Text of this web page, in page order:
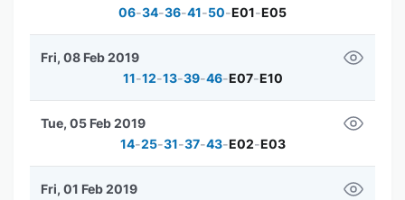
06-34-36-41-50-E01-E05
11-12-13-39-46-E07-E10
Fri, 08 Feb 2019
14-25-31-37-43-E02-E03
Tue, 05 Feb 2019
Fri, 01 Feb 2019